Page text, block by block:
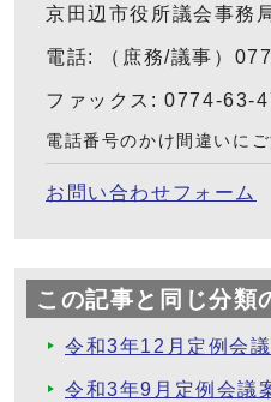
京田辺市役所議会事務
電話: （庶務/議事）
ファックス: 0774-63-
電話番号のかけ間違いにご
お問い合わせフォーム
この記事と同じ分類
令和3年12月定例会
令和3年9月定例会議